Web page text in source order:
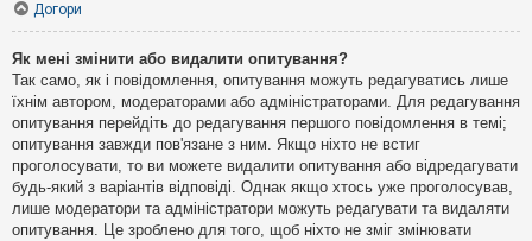
Догори
Як мені змінити або видалити опитування?
Так само, як і повідомлення, опитування можуть редагуватись лише
їхнім автором, модераторами або адміністраторами. Для редагування
опитування перейдіть до редагування першого повідомлення в темі;
опитування завжди пов'язане з ним. Якщо ніхто не встиг
проголосувати, то ви можете видалити опитування або відредагувати
будь-який з варіантів відповіді. Однак якщо хтось уже проголосував,
лише модератори та адміністратори можуть редагувати та видаляти
опитування. Це зроблено для того, щоб ніхто не зміг змінювати